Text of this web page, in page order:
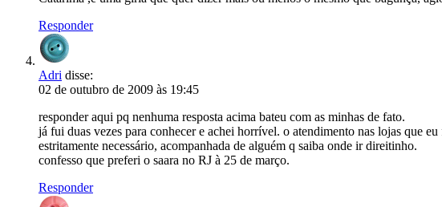
Responder
Adri disse:
02 de outubro de 2009 às 19:45
responder aqui pq nenhuma resposta acima bateu com as minhas de fato.
já fui duas vezes para conhecer e achei horrível. o atendimento nas lojas que
estritamente necessário, acompanhada de alguém q saiba onde ir direitinho.
confesso que preferi o saara no RJ à 25 de março.
Responder